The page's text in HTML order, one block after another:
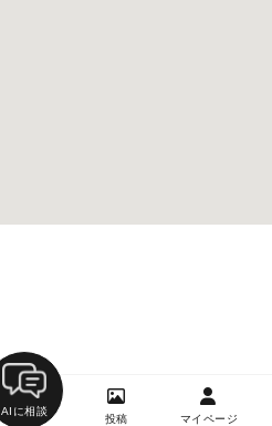
AIに相談
投稿 マイページ